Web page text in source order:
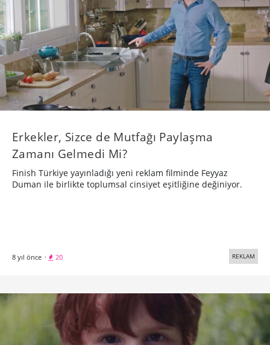
Erkekler, Sizce de Mutfağı Paylaşma
Zamanı Gelmedi Mi?
Finish Türkiye yayınladığı yeni reklam filminde Feyyaz
Duman ile birlikte toplumsal cinsiyet eşitliğine değiniyor.
8 yıl önce · 20 REKLAM